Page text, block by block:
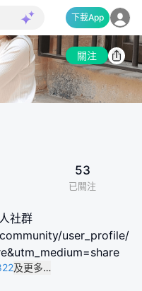
下載App
關注
53
已關注
社群
user_profile/
及更多…